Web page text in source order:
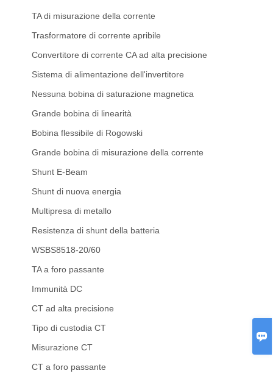

TA di misurazione della corrente
Trasformatore di corrente apribile
Convertitore di corrente CA ad alta precisione
Sistema di alimentazione dell'invertitore
Nessuna bobina di saturazione magnetica
Grande bobina di linearità
Bobina flessibile di Rogowski
Grande bobina di misurazione della corrente
Shunt E-Beam
Shunt di nuova energia
Multipresa di metallo
Resistenza di shunt della batteria
WSBS8518-20/60
TA a foro passante
Immunità DC
CT ad alta precisione
Tipo di custodia CT
Misurazione CT
CT a foro passante